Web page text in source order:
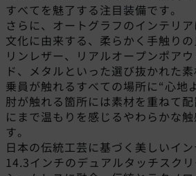
すべてを魅了する注目装備です。
さらに、オートグラフのインテリ
文化に由来する、柔らかく手触り
リンレザー、リアルオープンポア
ド、メタルといった選び抜かれた素
乗員が触れるすべての場所に“心地
肘が触れる箇所には素材を重ねて
にまで温もりを感じるやわらかな
す。
日本の伝統工芸に基づく美しいイ
14.3インチのデュアルタッチスク